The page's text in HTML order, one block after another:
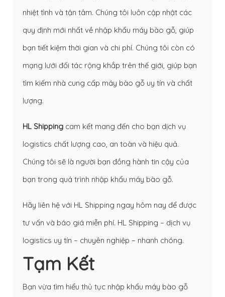
nhiệt tình và tận tâm. Chúng tôi luôn cập nhật các
quy định mới nhất về nhập khẩu máy bào gỗ, giúp
bạn tiết kiệm thời gian và chi phí. Chúng tôi còn có
mạng lưới đối tác rộng khắp trên thế giới, giúp bạn
tìm kiếm nhà cung cấp máy bào gỗ uy tín và chất
lượng.
HL Shipping cam kết mang đến cho bạn dịch vụ
logistics chất lượng cao, an toàn và hiệu quả.
Chúng tôi sẽ là người bạn đồng hành tin cậy của
bạn trong quá trình nhập khẩu máy bào gỗ.
Hãy liên hệ với HL Shipping ngay hôm nay để được
tư vấn và báo giá miễn phí. HL Shipping – dịch vụ
logistics uy tín – chuyên nghiệp – nhanh chóng.
Tạm Kết
Bạn vừa tìm hiểu thủ tục nhập khẩu máy bào gỗ